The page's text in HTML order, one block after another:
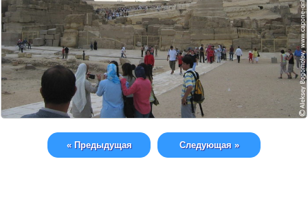
« Предыдущая Следующая »